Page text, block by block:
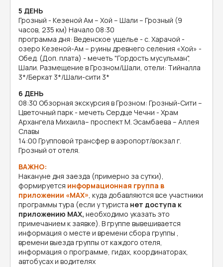
5 ДЕНЬ
Грозный - Кезеной Ам – Хой – Шали – Грозный (9
часов, 235 км) Начало 08:30
программа дня: Веденское ущелье - с. Харачой -
озеро Кезеной-Ам – руины древнего селения «Хой» -
Обед. (Доп. плата) - мечеть "Гордость мусульман",
Шали. Размещение в Грозном/Шали, отели: Тийналла
3*/Беркат 3*/Шали-сити 3*
6 ДЕНЬ
08:30 Обзорная экскурсия в Грозном: Грозный-Сити –
Цветочный парк - мечеть Сердце Чечни - Храм
Архангела Михаила– проспект М. Эсамбаева – Аллея
Славы
14:00 Групповой трансфер в аэропорт/вокзал г.
Грозный от отеля.
ВАЖНО:
Накануне дня заезда (примерно за сутки),
формируется информационная группа в
приложении «MAX», куда добавляются все участники
программы тура (если у туриста нет доступа к
приложению MAX, необходимо указать это
примечанием к заявке). В группе вывешивается
информация о месте и времени сбора группы ,
времени выезда группы от каждого отеля,
информация о программе, гидах, координаторах,
автобусах и водителях